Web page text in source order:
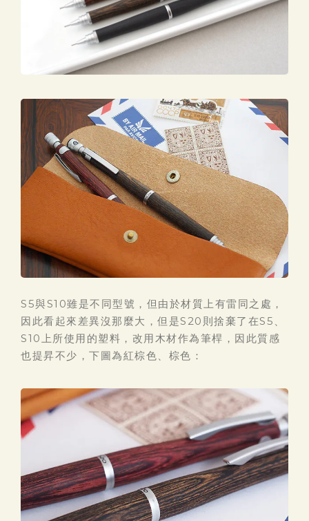
S5與S10雖是不同型號，但由於材質上有雷同之處，
因此看起來差異沒那麼大，但是S20則捨棄了在S5、
S10上所使用的塑料，改用木材作為筆桿，因此質感
也提昇不少，下圖為紅棕色、棕色：